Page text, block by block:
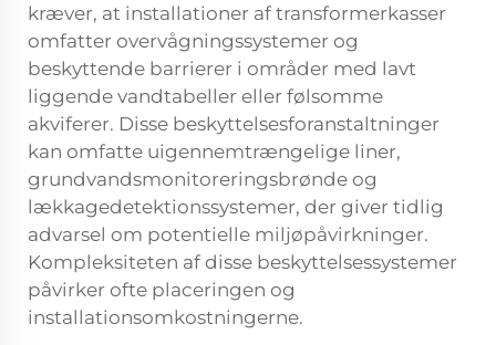
kræver, at installationer af transformerkasser
omfatter overvågningssystemer og
beskyttende barrierer i områder med lavt
liggende vandtabeller eller følsomme
akviferer. Disse beskyttelsesforanstaltninger
kan omfatte uigennemtrængelige liner,
grundvandsmonitoreringsbrønde og
lækkagedetektionssystemer, der giver tidlig
advarsel om potentielle miljøpåvirkninger.
Kompleksiteten af disse beskyttelsessystemer
påvirker ofte placeringen og
installationsomkostningerne.